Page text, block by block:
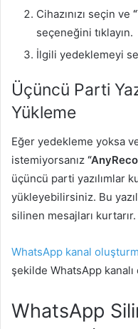
Cihazınızı seçin ve
seçeneğini tıklayın.
İlgili yedeklemeyi
Üçüncü Parti
Yükleme
Eğer yedekleme yoksa
istemiyorsanız
üçüncü parti yazılımlar
yükleyebilirsiniz. Bu
silinen mesajları kurtarır.
WhatsApp kanal
şekilde WhatsApp
WhatsApp